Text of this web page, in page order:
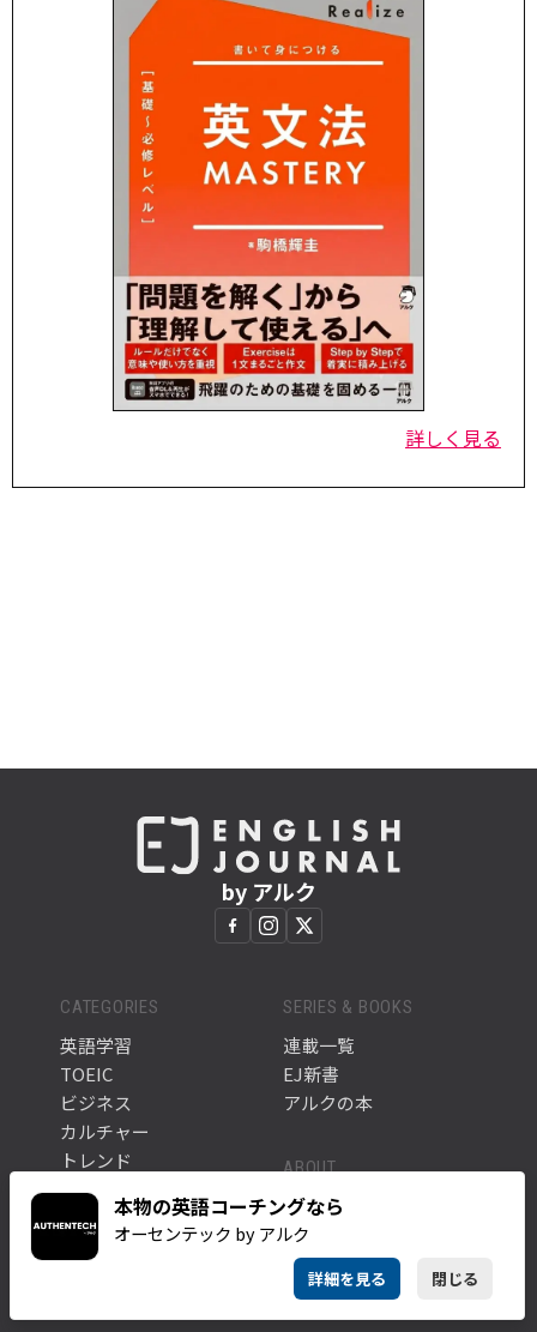
詳しく見る
本物の英語コーチングなら
オーセンテック by アルク
詳細を見る 閉じる
by アルク
CATEGORIES
英語学習
TOEIC
ビジネス
カルチャー
トレンド
全ての記事
タグ一覧
SERIES & BOOKS
連載一覧
EJ新書
アルクの本
ABOUT
このサイトについて
アルク公式サイト